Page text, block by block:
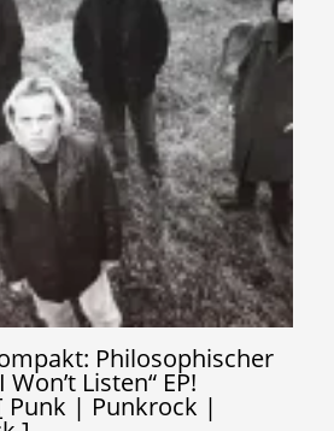
Philosophischer
Listen“ EP!
Punk | Punkrock |